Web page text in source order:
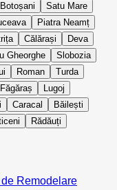
Botoșani
Satu Mare
Piatra Neamț
Călărași
Deva
Gheorghe
Slobozia
Roman
Turda
Făgăraș
Lugoj
Caracal
Băilești
Rădăuți
Remodelare